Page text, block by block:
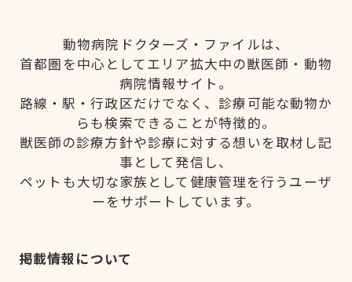
動物病院ドクターズ・ファイルは、
首都圏を中心としてエリア拡大中の獣医師・動物
病院情報サイト。
路線・駅・行政区だけでなく、診療可能な動物か
らも検索できることが特徴的。
獣医師の診療方針や診療に対する想いを取材し記
事として発信し、
ペットも大切な家族として健康管理を行うユーザ
ーをサポートしています。
掲載情報について